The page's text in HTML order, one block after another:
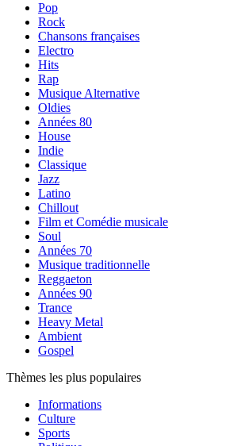
Pop
Rock
Chansons françaises
Electro
Hits
Rap
Musique Alternative
Oldies
Années 80
House
Indie
Classique
Jazz
Latino
Chillout
Film et Comédie musicale
Soul
Années 70
Musique traditionnelle
Reggaeton
Années 90
Trance
Heavy Metal
Ambient
Gospel
Thèmes les plus populaires
Informations
Culture
Sports